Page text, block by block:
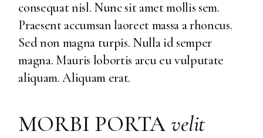
consequat nisl. Nunc sit amet mollis sem.
Praesent accumsan laoreet massa a rhoncus.
Sed non magna turpis. Nulla id semper
magna. Mauris lobortis arcu eu vulputate
aliquam. Aliquam erat.
MORBI PORTA velit